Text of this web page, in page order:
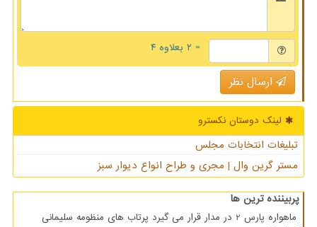
= ۲ بعلاوه ۴
ارسال نظر
لینک دوستان نكسترو
تبلیغات انتخابات مجلس
مستر گرین وال | مجری و طراح انواع دیوار سبز
پربیننده ترین ها
ماهواره پارس 2 در مدار قرار می گیرد پرتاب های منظومه سلیمانی